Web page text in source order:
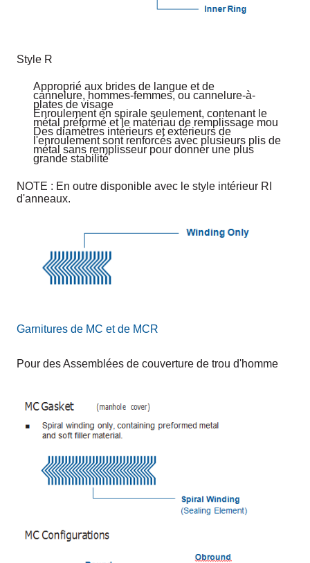
Style R
Approprié aux brides de langue et de
cannelure, hommes-femmes, ou cannelure-à-
plates de visage
Enroulement en spirale seulement, contenant le
métal préformé et le matériau de remplissage mou
Des diamètres intérieurs et extérieurs de
l'enroulement sont renforcés avec plusieurs plis de
métal sans remplisseur pour donner une plus
grande stabilité
NOTE : En outre disponible avec le style intérieur RI
d'anneaux.
Garnitures de MC et de MCR
Pour des Assemblées de couverture de trou d'homme